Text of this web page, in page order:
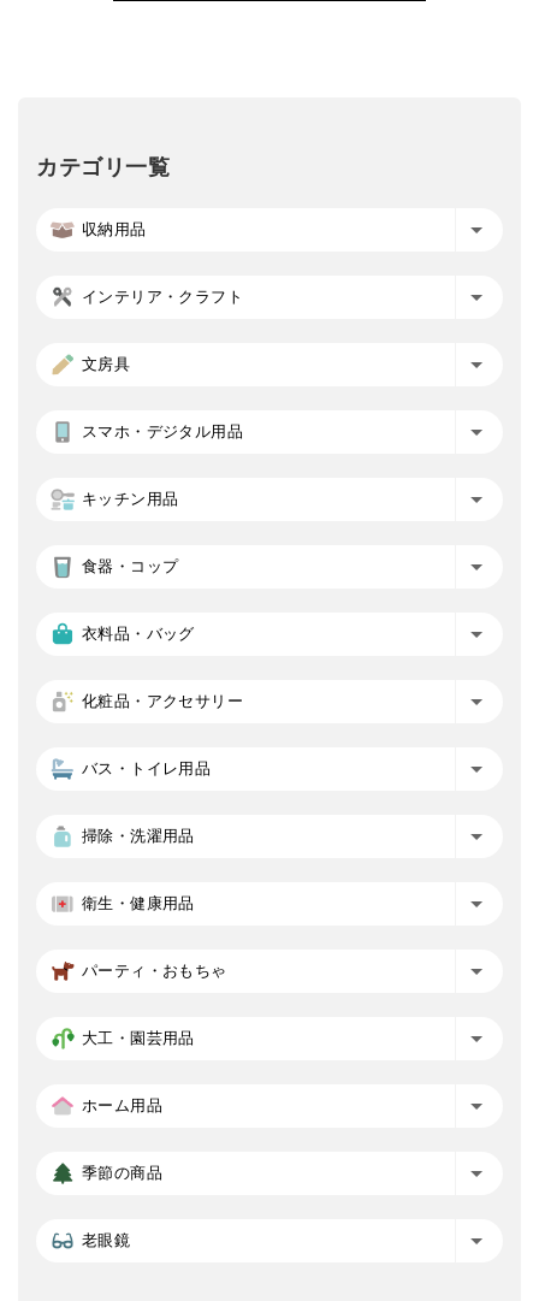
カテゴリ一覧
収納用品
インテリア・クラフト
文房具
スマホ・デジタル用品
キッチン用品
食器・コップ
衣料品・バッグ
化粧品・アクセサリー
バス・トイレ用品
掃除・洗濯用品
衛生・健康用品
パーティ・おもちゃ
大工・園芸用品
ホーム用品
季節の商品
老眼鏡